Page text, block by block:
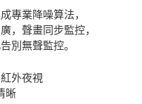
專業降噪算法，
，聲畫同步監控，
別無聲監控。
外夜視
晰